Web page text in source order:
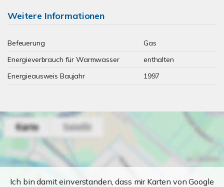
Weitere Informationen
Befeuerung
Gas
Energieverbrauch für Warmwasser
enthalten
Energieausweis Baujahr
1997
Ich bin damit einverstanden, dass mir Karten von Google